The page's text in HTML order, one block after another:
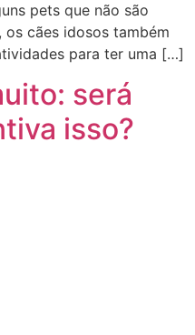
pets que não são
os cães idosos também
para ter uma […]
será
isso?